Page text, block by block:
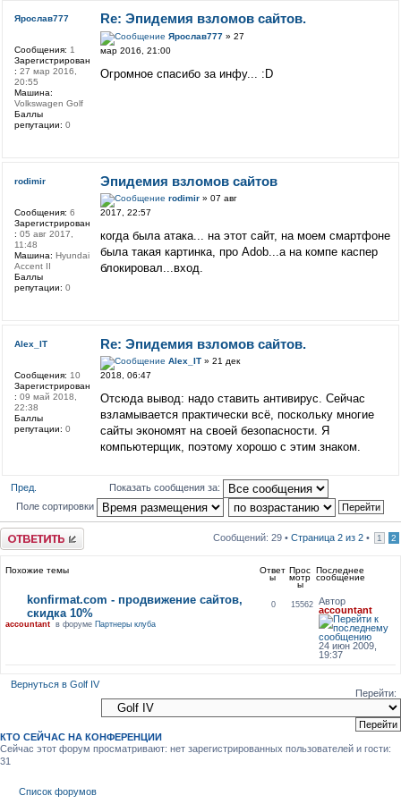
Re: Эпидемия взломов сайтов.
Ярослав777» 27
мар 2016, 21:00
Огромное спасибо за инфу... :D
Ярослав777
Сообщения: 1
Зарегистрирован
: 27 мар 2016,
20:55
Машина:
Volkswagen Golf
Баллы
репутации: 0
Эпидемия взломов сайтов
rodimir» 07 авг
2017, 22:57
когда была атака... на этот сайт, на моем смартфоне
была такая картинка, про Аdob...а на компе каспер
блокировал...вход.
rodimir
Сообщения: 6
Зарегистрирован
: 05 авг 2017,
11:48
Машина: Hyundai
Accent II
Баллы
репутации: 0
Re: Эпидемия взломов сайтов.
Alex_IT» 21 дек
2018, 06:47
Отсюда вывод: надо ставить антивирус. Сейчас
взламывается практически всё, поскольку многие
сайты экономят на своей безопасности. Я
компьютерщик, поэтому хорошо с этим знаком.
Alex_IT
Сообщения: 10
Зарегистрирован
: 09 май 2018,
22:38
Баллы
репутации: 0
Пред.
Показать сообщения за:
Поле сортировки
Ответить Сообщений: 29 • Страница 2 из 2 • 1 2
Похожие темы Ответ
ы
Прос
мотр
ы
Последнее
сообщение
konfirmat.com - продвижение сайтов,
скидка 10%
accountantв форуме Партнеры клуба
0 15562
Автор
accountant
24 июн 2009,
19:37
Вернуться в Golf IV
Перейти:
КТО СЕЙЧАС НА КОНФЕРЕНЦИИ
Сейчас этот форум просматривают: нет зарегистрированных пользователей и гости:
31
Список форумов